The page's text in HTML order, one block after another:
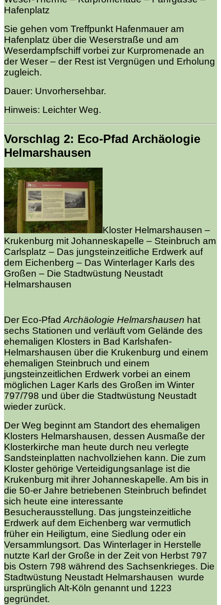
Hafenplatz
Sie gehen vom Treffpunkt Hafenmauer am
Hafenplatz über die Weserstraße und am
Weserdampfschiff vorbei zur Kurpromenade an
der Weser – der Rest ist Vergnügen und Erholung
zugleich.
Dauer: Unvorhersehbar.
Hinweis: Leichter Weg.
Vorschlag 2: Eco-Pfad Archäologie
Helmarshausen
Kloster Helmarshausen –
Krukenburg mit Johanneskapelle – Steinbruch am
Carlsplatz – Das jungsteinzeitliche Erdwerk auf
dem Eichenberg – Das Winterlager Karls des
Großen – Die Stadtwüstung Neustadt
Helmarshausen
Der Eco-PfadArchäologie Helmarshausen hat
sechs Stationen und verläuft vom Gelände des
ehemaligen Klosters in Bad Karlshafen-
Helmarshausen über die Krukenburg und einem
ehemaligen Steinbruch und einem
jungsteinzeitlichen Erdwerk vorbei an einem
möglichen Lager Karls des Großen im Winter
797/798 und über die Stadtwüstung Neustadt
wieder zurück.
Der Weg beginnt am Standort des ehemaligen
Klosters Helmarshausen, dessen Ausmaße der
Klosterkirche man heute durch neu verlegte
Sandsteinplatten nachvollziehen kann. Die zum
Kloster gehörige Verteidigungsanlage ist die
Krukenburg mit ihrer Johanneskapelle. Am bis in
die 50-er Jahre betriebenen Steinbruch befindet
sich heute eine interessante
Besucherausstellung. Das jungsteinzeitliche
Erdwerk auf dem Eichenberg war vermutlich
früher ein Heiligtum, eine Siedlung oder ein
Versammlungsort. Das Winterlager in Herstelle
nutzte Karl der Große in der Zeit von Herbst 797
bis Ostern 798 während des Sachsenkrieges. Die
Stadtwüstung Neustadt Helmarshausen wurde
ursprünglich Alt-Köln genannt und 1223
gegründet.